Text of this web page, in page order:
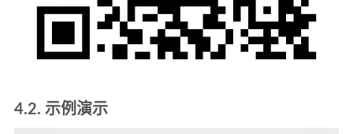
4.2. 示例演示